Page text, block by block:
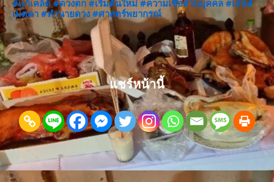
#แก้เคล็ด #ดวงตก #เริ่มต้นใหม่ #ความเชื่อส่วนบุคคล #เสน่ห์
เมตตา #ทำนายดวง #ศาสตร์พยากรณ์
แชร์หน้านี้